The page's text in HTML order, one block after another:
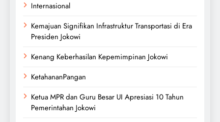
Internasional
Kemajuan Signifikan Infrastruktur Transportasi di Era
Presiden Jokowi
Kenang Keberhasilan Kepemimpinan Jokowi
KetahananPangan
Ketua MPR dan Guru Besar UI Apresiasi 10 Tahun
Pemerintahan Jokowi